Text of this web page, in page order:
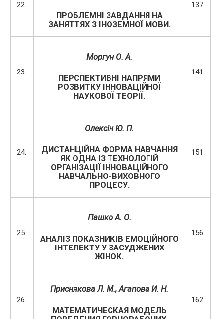
22.
ПРОБЛЕМНІ ЗАВДАННЯ НА
ЗАНЯТТЯХ З ІНОЗЕМНОЇ МОВИ.
137
23.
Моргун О. А.
ПЕРСПЕКТИВНІ НАПРЯМИ
РОЗВИТКУ ІННОВАЦІЙНОЇ
НАУКОВОЇ ТЕОРІЇ.
141
24.
Олексін Ю. П.
ДИСТАНЦІЙНА ФОРМА НАВЧАННЯ
ЯК ОДНА ІЗ ТЕХНОЛОГІЙ
ОРГАНІЗАЦІЇ ІННОВАЦІЙНОГО
НАВЧАЛЬНО-ВИХОВНОГО
ПРОЦЕСУ.
151
25.
Пашко А. О.
АНАЛІЗ ПОКАЗНИКІВ ЕМОЦІЙНОГО
ІНТЕЛЕКТУ У ЗАСУДЖЕНИХ
ЖІНОК.
156
26.
Приснякова Л. М.,Агапова И. Н.
МАТЕМАТИЧЕСКАЯ МОДЕЛЬ
162